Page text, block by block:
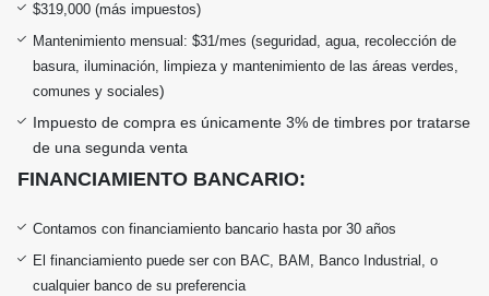
$319,000 (más impuestos)
Mantenimiento mensual: $31/mes (seguridad, agua, recolección de
basura, iluminación, limpieza y mantenimiento de las áreas verdes,
comunes y sociales)
Impuesto de compra es únicamente 3% de timbres por tratarse
de una segunda venta
FINANCIAMIENTO BANCARIO:
Contamos con financiamiento bancario hasta por 30 años
El financiamiento puede ser con BAC, BAM, Banco Industrial, o
cualquier banco de su preferencia